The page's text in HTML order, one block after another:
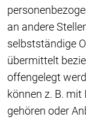
an andere
selbstständige
übermittelt
offengelegt
können z. B.
gehören oder